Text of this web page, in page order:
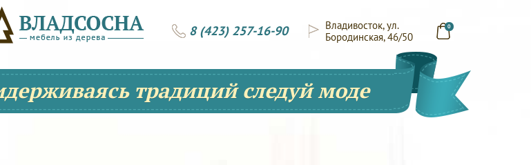
0
Владивосток, ул.
Бородинская, 46/50
8 (423) 257-16-90
традиций следуй моде